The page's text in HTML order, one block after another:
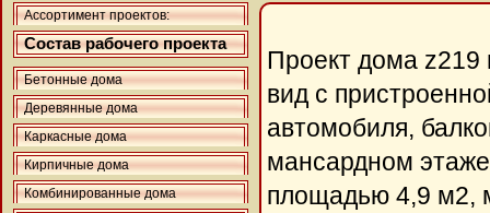
Проект дома
вид с
автомобиля,
мансардном
площадью 4,9 м2,
Ассортимент проектов:
Состав рабочего проекта
Бетонные дома
Деревянные дома
Каркасные дома
Кирпичные дома
Комбинированные дома